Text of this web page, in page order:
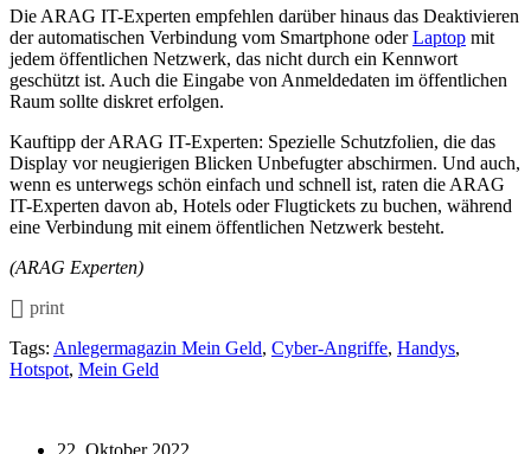
Die ARAG IT-Experten empfehlen darüber hinaus das Deaktivieren
der automatischen Verbindung vom Smartphone oderLaptop mit
jedem öffentlichen Netzwerk, das nicht durch ein Kennwort
geschützt ist. Auch die Eingabe von Anmeldedaten im öffentlichen
Raum sollte diskret erfolgen.
Kauftipp der ARAG IT-Experten: Spezielle Schutzfolien, die das
Display vor neugierigen Blicken Unbefugter abschirmen. Und auch,
wenn es unterwegs schön einfach und schnell ist, raten die ARAG
IT-Experten davon ab, Hotels oder Flugtickets zu buchen, während
eine Verbindung mit einem öffentlichen Netzwerk besteht.
(ARAG Experten)
print
Tags: Anlegermagazin Mein Geld, Cyber-Angriffe, Handys,
Hotspot, Mein Geld